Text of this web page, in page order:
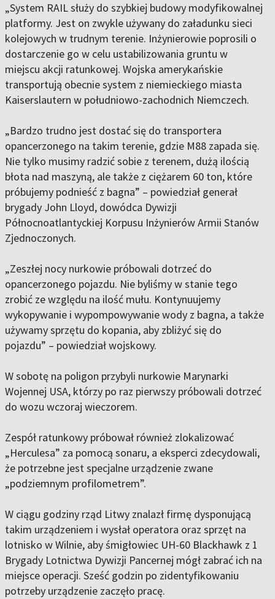
„System RAIL służy do szybkiej budowy modyfikowalnej
platformy. Jest on zwykle używany do załadunku sieci
kolejowych w trudnym terenie. Inżynierowie poprosili o
dostarczenie go w celu ustabilizowania gruntu w
miejscu akcji ratunkowej. Wojska amerykańskie
transportują obecnie system z niemieckiego miasta
Kaiserslautern w południowo-zachodnich Niemczech.
„Bardzo trudno jest dostać się do transportera
opancerzonego na takim terenie, gdzie M88 zapada się.
Nie tylko musimy radzić sobie z terenem, dużą ilością
błota nad maszyną, ale także z ciężarem 60 ton, które
próbujemy podnieść z bagna” – powiedział generał
brygady John Lloyd, dowódca Dywizji
Północnoatlantyckiej Korpusu Inżynierów Armii Stanów
Zjednoczonych.
„Zeszłej nocy nurkowie próbowali dotrzeć do
opancerzonego pojazdu. Nie byliśmy w stanie tego
zrobić ze względu na ilość mułu. Kontynuujemy
wykopywanie i wypompowywanie wody z bagna, a także
używamy sprzętu do kopania, aby zbliżyć się do
pojazdu” – powiedział wojskowy.
W sobotę na poligon przybyli nurkowie Marynarki
Wojennej USA, którzy po raz pierwszy próbowali dotrzeć
do wozu wczoraj wieczorem.
Zespół ratunkowy próbował również zlokalizować
„Herculesa” za pomocą sonaru, a eksperci zdecydowali,
że potrzebne jest specjalne urządzenie zwane
„podziemnym profilometrem”.
W ciągu godziny rząd Litwy znalazł firmę dysponującą
takim urządzeniem i wysłał operatora oraz sprzęt na
lotnisko w Wilnie, aby śmigłowiec UH-60 Blackhawk z 1
Brygady Lotnictwa Dywizji Pancernej mógł zabrać ich na
miejsce operacji. Sześć godzin po zidentyfikowaniu
potrzeby urządzenie zaczęło pracę.